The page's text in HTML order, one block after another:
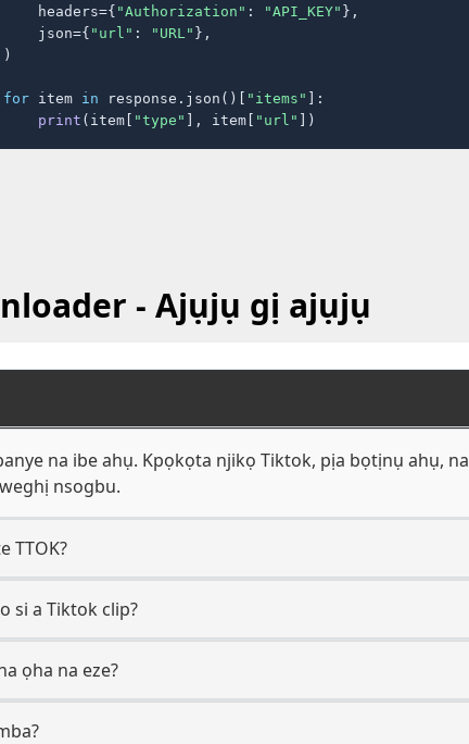
    headers={
"Authorization" : "API_KEY" },
    json={
"url" : "URL" },
)
for item in response.json()[ "items" ]:
print (item[ "type" ], item[ "url" ])
- Ajụjụ gị ajụjụ
na ibe ahụ. Kpọkọta njikọ Tiktok, pịa bọtịnụ ahụ, na
nsogbu.
TTOK?
si a Tiktok clip?
ọha na eze?